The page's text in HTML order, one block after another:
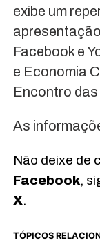
exibe um
Facebook e
e Economia
Encontro
As
Não deixe de
Facebook,
X.
TÓPICOS